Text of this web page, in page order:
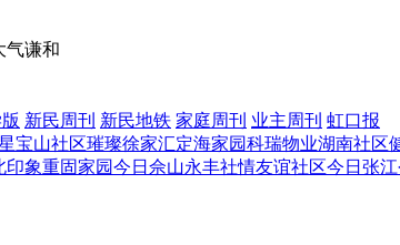
气谦和
新民周刊 新民地铁 家庭周刊 业主周刊 虹口报
宝山社区璀璨徐家汇定海家园科瑞物业湖南社区
印象重固家园今日佘山永丰社情友谊社区今日张江